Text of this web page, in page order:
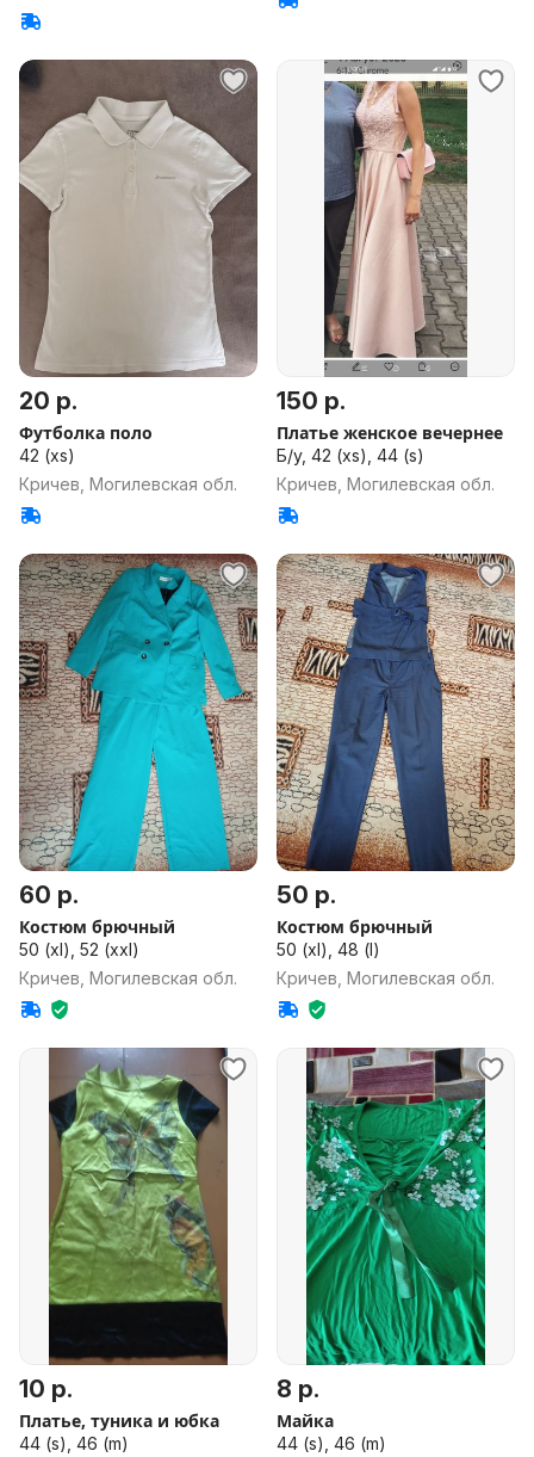
20 р.
Футболка поло
42 (xs)
Кричев, Могилевская обл.
150 р.
Платье женское вечернее
Б/у, 42 (xs), 44 (s)
Кричев, Могилевская обл.
60 р.
Костюм брючный
50 (xl), 52 (xxl)
Кричев, Могилевская обл.
50 р.
Костюм брючный
50 (xl), 48 (l)
Кричев, Могилевская обл.
10 р.
Платье, туника и юбка
44 (s), 46 (m)
8 р.
Майка
44 (s), 46 (m)